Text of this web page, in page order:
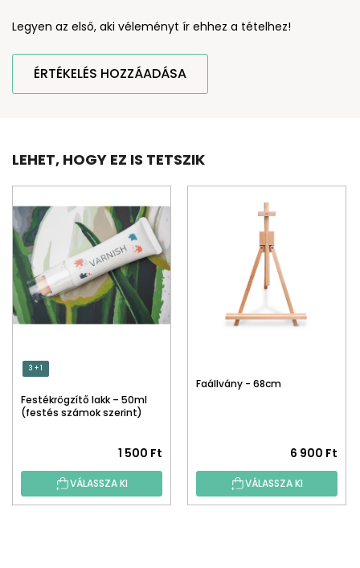
Legyen az első, aki véleményt ír ehhez a tételhez!
ÉRTÉKELÉS HOZZÁADÁSA
LEHET, HOGY EZ IS TETSZIK
3 + 1
Festékrögzítő lakk – 50ml
(festés számok szerint)
1 500 Ft
VÁLASSZA KI
Faállvány - 68cm
6 900 Ft
VÁLASSZA KI